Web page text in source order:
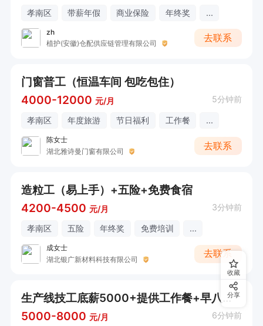
孝南区 带薪年假 商业保险 年终奖 ...
zh
植护(安徽)仓配供应链管理有限公司
去联系
门窗普工（恒温车间 包吃包住）
4000-12000 元/月 5分钟前
孝南区 年度旅游 节日福利 工作餐 ...
陈女士
湖北雅诗曼门窗有限公司
去联系
造粒工（易上手）+五险+免费食宿
4200-4500 元/月 3分钟前
孝南区 五险 年终奖 免费培训 ...
成女士
湖北银广新材料科技有限公司
去联系
生产线技工底薪5000+提供工作餐+早八晚六
5000-8000 元/月 6分钟前
收藏
分享